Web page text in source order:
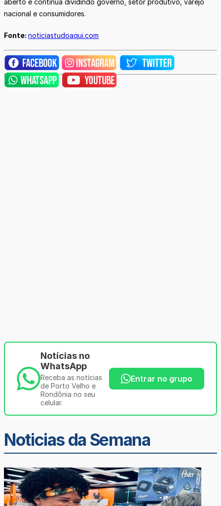
aberto e continua dividindo governo, setor produtivo, varejo
nacional e consumidores.
Fonte: noticiastudoaqui.com
Notícias no
WhatsApp
Receba as notícias
de Porto Velho e
Rondônia no seu
celular.
Entrar no grupo
Noticias da Semana